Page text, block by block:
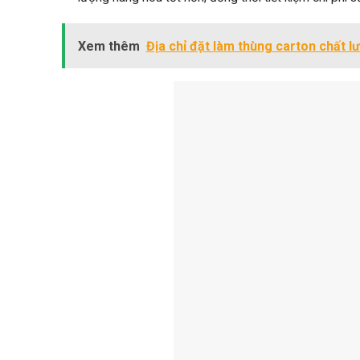
Xem thêm Địa chỉ đặt làm thùng carton chất